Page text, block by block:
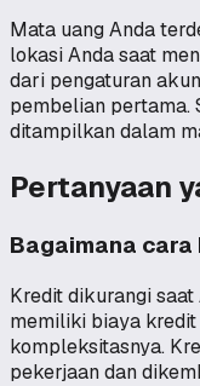
Mata uang Anda
lokasi Anda saat
dari pengaturan
pembelian pertama.
ditampilkan dalam
Pertanyaan
Bagaimana
Kredit dikurangi
memiliki biaya
kompleksitasnya.
pekerjaan dan